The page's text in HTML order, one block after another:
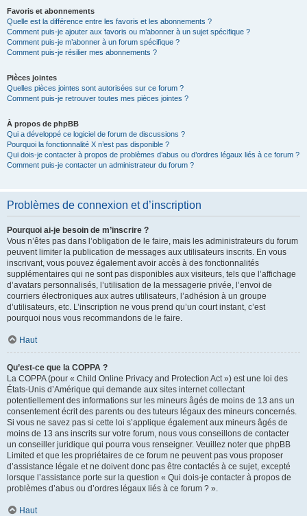
Favoris et abonnements
Quelle est la différence entre les favoris et les abonnements ?
Comment puis-je ajouter aux favoris ou m’abonner à un sujet spécifique ?
Comment puis-je m’abonner à un forum spécifique ?
Comment puis-je résilier mes abonnements ?
Pièces jointes
Quelles pièces jointes sont autorisées sur ce forum ?
Comment puis-je retrouver toutes mes pièces jointes ?
À propos de phpBB
Qui a développé ce logiciel de forum de discussions ?
Pourquoi la fonctionnalité X n’est pas disponible ?
Qui dois-je contacter à propos de problèmes d’abus ou d’ordres légaux liés à ce forum ?
Comment puis-je contacter un administrateur du forum ?
Problèmes de connexion et d’inscription
Pourquoi ai-je besoin de m’inscrire ?
Vous n’êtes pas dans l’obligation de le faire, mais les administrateurs du forum
peuvent limiter la publication de messages aux utilisateurs inscrits. En vous
inscrivant, vous pouvez également avoir accès à des fonctionnalités
supplémentaires qui ne sont pas disponibles aux visiteurs, tels que l’affichage
d’avatars personnalisés, l’utilisation de la messagerie privée, l’envoi de
courriers électroniques aux autres utilisateurs, l’adhésion à un groupe
d’utilisateurs, etc. L’inscription ne vous prend qu’un court instant, c’est
pourquoi nous vous recommandons de le faire.
Haut
Qu’est-ce que la COPPA ?
La COPPA (pour « Child Online Privacy and Protection Act ») est une loi des
États-Unis d’Amérique qui demande aux sites internet collectant
potentiellement des informations sur les mineurs âgés de moins de 13 ans un
consentement écrit des parents ou des tuteurs légaux des mineurs concernés.
Si vous ne savez pas si cette loi s’applique également aux mineurs âgés de
moins de 13 ans inscrits sur votre forum, nous vous conseillons de contacter
un conseiller juridique qui pourra vous renseigner. Veuillez noter que phpBB
Limited et que les propriétaires de ce forum ne peuvent pas vous proposer
d’assistance légale et ne doivent donc pas être contactés à ce sujet, excepté
lorsque l’assistance porte sur la question « Qui dois-je contacter à propos de
problèmes d’abus ou d’ordres légaux liés à ce forum ? ».
Haut